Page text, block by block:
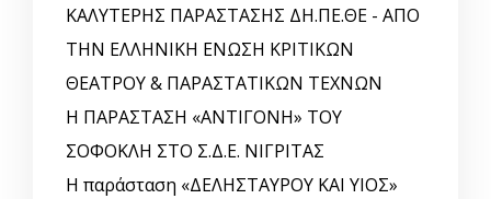
ΚΑΛΥΤΕΡΗΣ ΠΑΡΑΣΤΑΣΗΣ ΔΗ.ΠΕ.ΘΕ - ΑΠΟ
ΤΗΝ ΕΛΛΗΝΙΚΗ ΕΝΩΣΗ ΚΡΙΤΙΚΩΝ
ΘΕΑΤΡΟΥ & ΠΑΡΑΣΤΑΤΙΚΩΝ ΤΕΧΝΩΝ
Η ΠΑΡΑΣΤΑΣΗ «ΑΝΤΙΓΟΝΗ» ΤΟΥ
ΣΟΦΟΚΛΗ ΣΤΟ Σ.Δ.Ε. ΝΙΓΡΙΤΑΣ
Η παράσταση «ΔΕΛΗΣΤΑΥΡΟΥ ΚΑΙ ΥΙΟΣ»